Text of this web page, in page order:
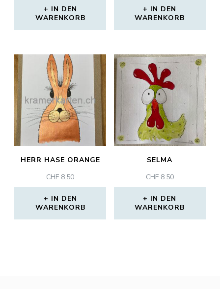
IN DEN
WARENKORB
IN DEN
WARENKORB
HERR HASE ORANGE
CHF 8.50
IN DEN
WARENKORB
SELMA
CHF8.50
IN DEN
WARENKORB